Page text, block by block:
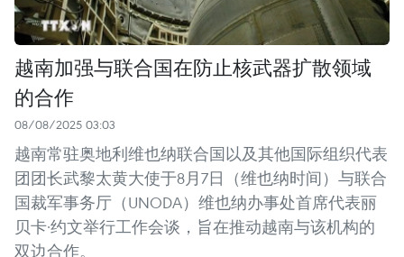
越南加强与联合国在防止核武器扩散领域
的合作
08/08/2025 03:03
越南常驻奥地利维也纳联合国以及其他国际组织代表
团团长武黎太黄大使于8月7日（维也纳时间）与联合
国裁军事务厅（UNODA）维也纳办事处首席代表丽
贝卡·约文举行工作会谈，旨在推动越南与该机构的
双边合作。